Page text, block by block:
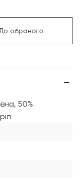
обраного
50%